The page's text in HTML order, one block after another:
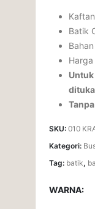
Batik
SKU:010
Kategori:
Tag: batik,
WARNA